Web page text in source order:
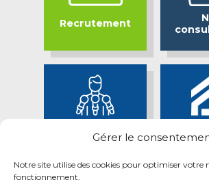
Gérer le
Notre site utilise des cookies pour optimiser votre
fonctionnement.
Recrutement
Espace presse